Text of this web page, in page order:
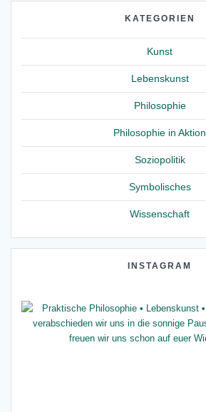
KATEGORIEN
Kunst
Lebenskunst
Philosophie
Philosophie in Aktion
Soziopolitik
Symbolisches
Wissenschaft
INSTAGRAM